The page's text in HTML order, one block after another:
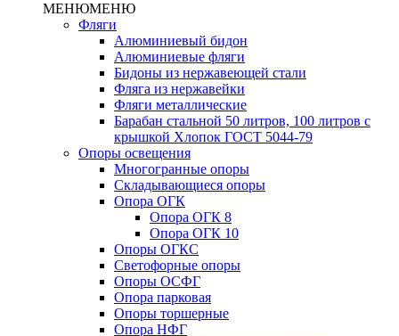
МЕНЮМЕНЮ
Фляги
Алюминиевый бидон
Алюминиевые фляги
Бидоны из нержавеющей стали
Фляга из нержавейки
Фляги металлические
Барабан стальной 50 литров, 100 литров с
крышкой Хлопок ГОСТ 5044-79
Опоры освещения
Многогранные опоры
Складывающиеся опоры
Опора ОГК
Опора ОГК 8
Опора ОГК 10
Опоры ОГКС
Светофорные опоры
Опоры ОСФГ
Опора парковая
Опоры торшерные
Опора НФГ